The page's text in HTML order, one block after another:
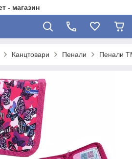
- магазин
Канцтовари Пенали Пенали